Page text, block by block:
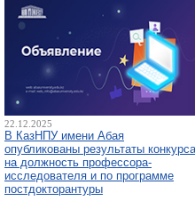
22.12.2025
В КазНПУ имени Абая
опубликованы результаты конкурса
на должность профессора-
исследователя и по программе
постдокторантуры